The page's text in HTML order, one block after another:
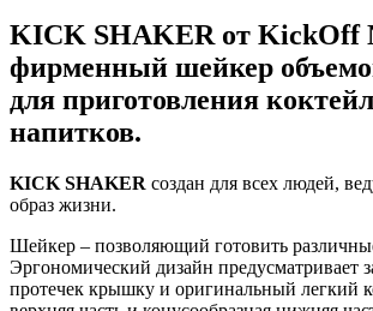
KICK SHAKER от KickOff
фирменный шейкер
для приготовления
напитков.
KICK SHAKER создан для всех людей,
образ жизни.
Шейкер – позволяющий готовить
Эргономический дизайн предусматривает
протечек крышку и оригинальный легкий